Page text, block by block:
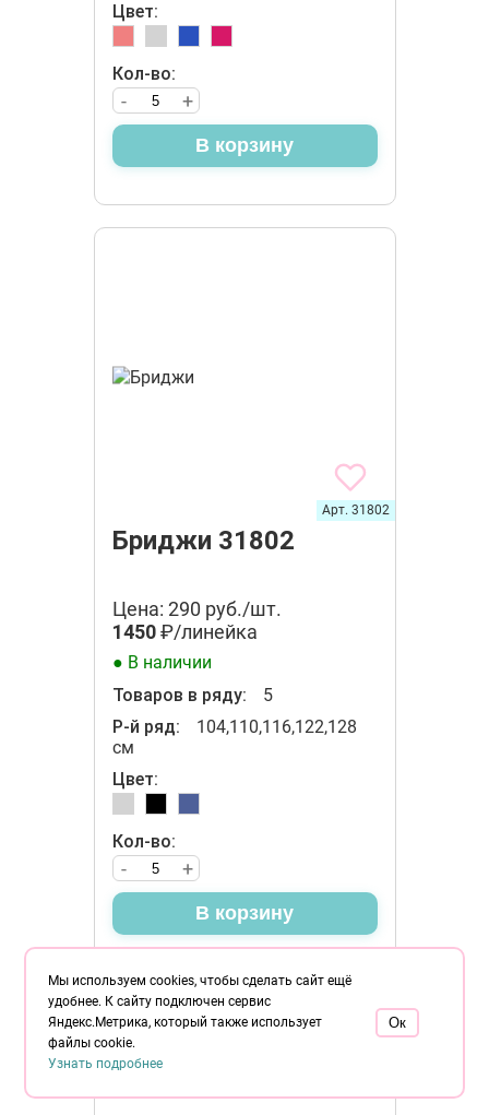
Цвет:
Кол-во:
+
-
В корзину
Бриджи 31802
Арт. 31802
Цена: 290 руб./шт.
1450₽/линейка
● В наличии
Товаров в ряду:
5
Р-й ряд:
104,110,116,122,128
см
Цвет:
Кол-во:
+
-
В корзину
Мы используем cookies, чтобы сделать сайт ещё
удобнее. К сайту подключен сервис
Яндекс.Метрика, который также использует
файлы cookie.
Узнать подробнее
Oк